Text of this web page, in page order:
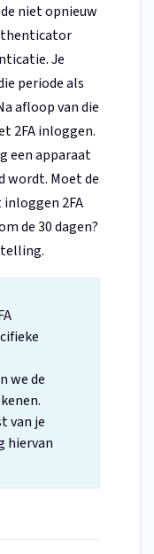
niet opnieuw
Je
periode als
afloop van die
2FA inloggen.
een apparaat
wordt. Moet de
2FA
de 30 dagen?
we de
van je
hiervan